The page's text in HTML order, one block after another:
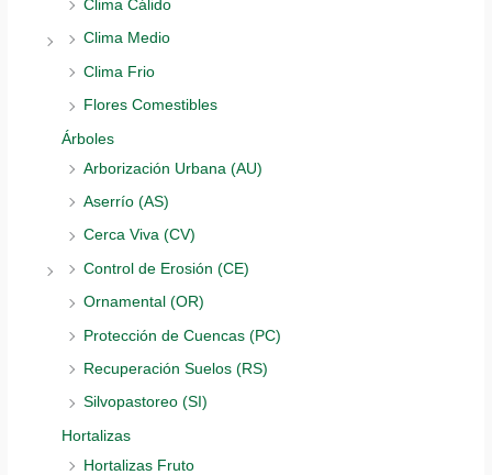
Clima Cálido
Clima Medio
Clima Frio
Flores Comestibles
Árboles
Arborización Urbana (AU)
Aserrío (AS)
Cerca Viva (CV)
Control de Erosión (CE)
Ornamental (OR)
Protección de Cuencas (PC)
Recuperación Suelos (RS)
Silvopastoreo (SI)
Hortalizas
Hortalizas Fruto